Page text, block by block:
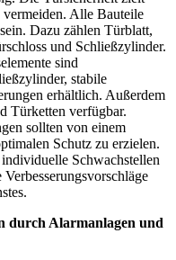
vermeiden. Alle Bauteile
Dazu zählen Türblatt,
und Schließzylinder.
sind
stabile
erhältlich. Außerdem
Türketten verfügbar.
sollten von einem
Schutz zu erzielen.
Schwachstellen
durch Alarmanlagen und